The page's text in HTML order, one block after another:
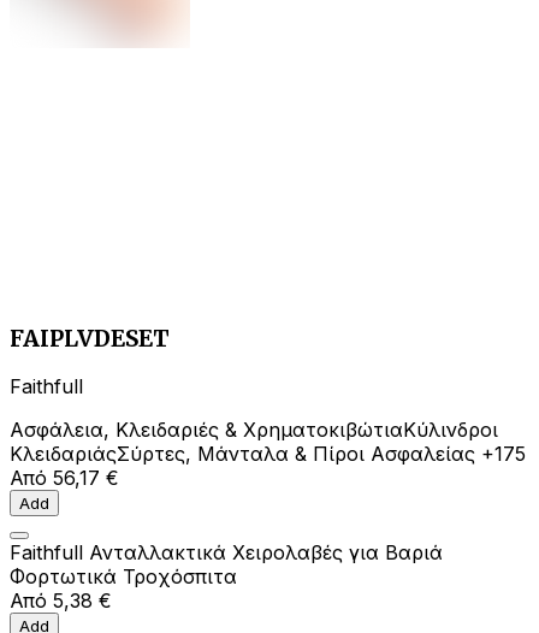
FAIPLVDESET
Faithfull
Ασφάλεια, Κλειδαριές & ΧρηματοκιβώτιαΚύλινδροι
ΚλειδαριάςΣύρτες, Μάνταλα & Πίροι Ασφαλείας +175
Από 56,17 €
Add
Faithfull Ανταλλακτικά Χειρολαβές για Βαριά
Φορτωτικά Τροχόσπιτα
Από 5,38 €
Add